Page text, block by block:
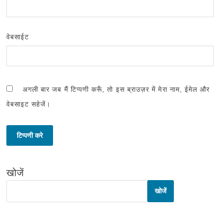
वेबसाईट
अगली बार जब मैं टिप्पणी करूँ, तो इस ब्राउज़र में मेरा नाम, ईमेल और
वेबसाइट सहेजें।
खोजें
खोजें